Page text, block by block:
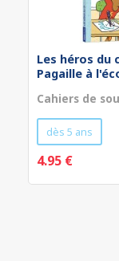
Les héros du
Pagaille à
Cahiers de
dès 5 ans
4.95 €